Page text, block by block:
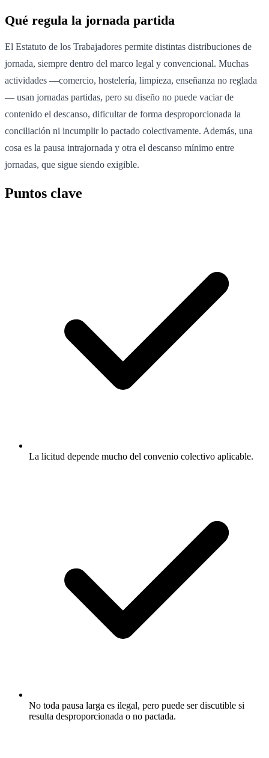
Qué regula la jornada partida
El Estatuto de los Trabajadores permite distintas distribuciones de
jornada, siempre dentro del marco legal y convencional. Muchas
actividades —comercio, hostelería, limpieza, enseñanza no reglada
— usan jornadas partidas, pero su diseño no puede vaciar de
contenido el descanso, dificultar de forma desproporcionada la
conciliación ni incumplir lo pactado colectivamente. Además, una
cosa es la pausa intrajornada y otra el descanso mínimo entre
jornadas, que sigue siendo exigible.
Puntos clave
La licitud depende mucho del convenio colectivo aplicable.
No toda pausa larga es ilegal, pero puede ser discutible si
resulta desproporcionada o no pactada.